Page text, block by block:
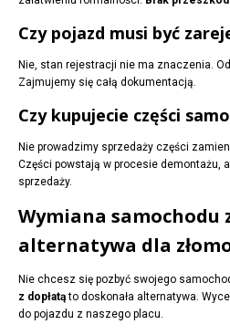
Czy pojazd musi być
Nie, stan rejestracji nie ma znaczenia.
Zajmujemy się całą dokumentacją.
Czy kupujecie części
Nie prowadzimy sprzedaży części
Części powstają w procesie demontażu,
sprzedaży.
Wymiana samochodu
alternatywa dla
Nie chcesz się pozbyć swojego
z dopłatąto doskonała alternatywa.
do pojazdu z naszego placu.